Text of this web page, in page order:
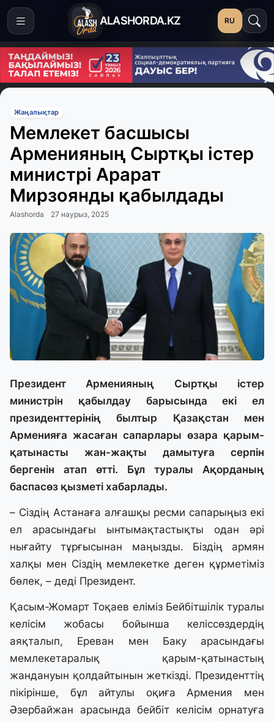
ALASHORDA.KZ RU
Жаңалықтар
Мемлекет басшысы
Арменияның Сыртқы істер
министрі Арарат
Мирзоянды қабылдады
Alashorda 27 наурыз, 2025
Президент Арменияның Сыртқы істер
министрін қабылдау барысында екі ел
президенттерінің былтыр Қазақстан мен
Арменияға жасаған сапарлары өзара қарым-
қатынасты жан-жақты дамытуға серпін
бергенін атап өтті. Бұл туралы Ақорданың
баспасөз қызметі хабарлады.
– Сіздің Астанаға алғашқы ресми сапарыңыз екі
ел арасындағы ынтымақтастықты одан әрі
нығайту тұрғысынан маңызды. Біздің армян
халқы мен Сіздің мемлекетке деген құрметіміз
бөлек, – деді Президент.
Қасым-Жомарт Тоқаев еліміз Бейбітшілік туралы
келісім жобасы бойынша келіссөздердің
аяқталып, Ереван мен Баку арасындағы
мемлекетаралық қарым-қатынастың
жандануын қолдайтынын жеткізді. Президенттің
пікірінше, бұл айтулы оқиға Армения мен
Әзербайжан арасында бейбіт келісім орнатуға